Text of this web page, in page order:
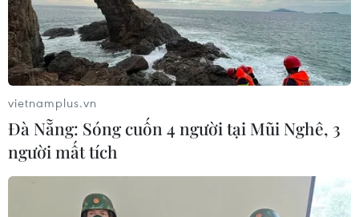
vietnamplus.vn
Đà Nẵng: Sóng cuốn 4 người tại Mũi Nghê, 3
người mất tích